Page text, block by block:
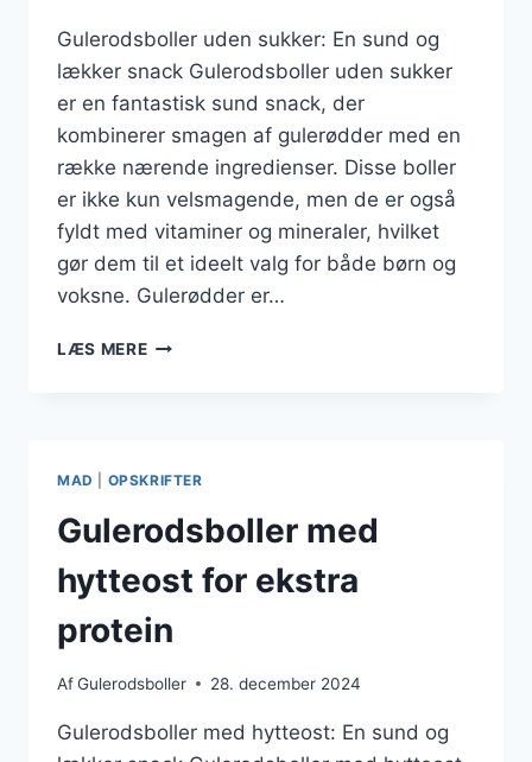
Gulerodsboller uden sukker: En sund og
lækker snack Gulerodsboller uden sukker
er en fantastisk sund snack, der
kombinerer smagen af gulerødder med en
række nærende ingredienser. Disse boller
er ikke kun velsmagende, men de er også
fyldt med vitaminer og mineraler, hvilket
gør dem til et ideelt valg for både børn og
voksne. Gulerødder er…
LÆS MEREGULERODSBOLLER
MAD OPSKRIFTER
Gulerodsboller med
hytteost for ekstra
protein
AfGulerodsboller 28. december 2024
Gulerodsboller med hytteost: En sund og